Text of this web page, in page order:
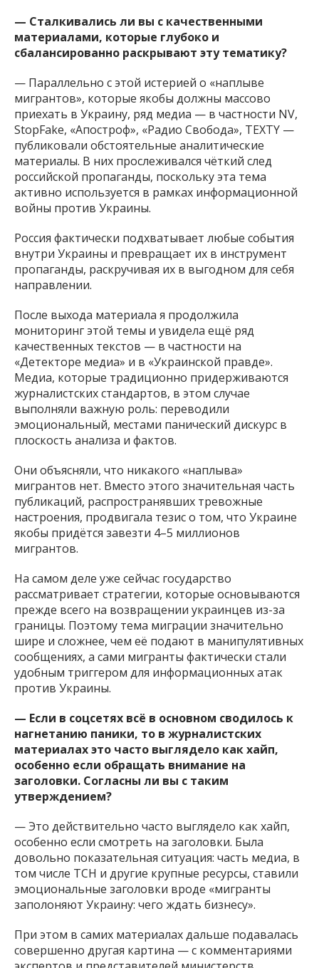
— Сталкивались ли вы с качественными
материалами, которые глубоко и
сбалансированно раскрывают эту тематику?
— Параллельно с этой истерией о «наплыве
мигрантов», которые якобы должны массово
приехать в Украину, ряд медиа — в частности NV,
StopFake, «Апостроф», «Радио Свобода», TEXTY —
публиковали обстоятельные аналитические
материалы. В них прослеживался чёткий след
российской пропаганды, поскольку эта тема
активно используется в рамках информационной
войны против Украины.
Россия фактически подхватывает любые события
внутри Украины и превращает их в инструмент
пропаганды, раскручивая их в выгодном для себя
направлении.
После выхода материала я продолжила
мониторинг этой темы и увидела ещё ряд
качественных текстов — в частности на
«Детекторе медиа» и в «Украинской правде».
Медиа, которые традиционно придерживаются
журналистских стандартов, в этом случае
выполняли важную роль: переводили
эмоциональный, местами панический дискурс в
плоскость анализа и фактов.
Они объясняли, что никакого «наплыва»
мигрантов нет. Вместо этого значительная часть
публикаций, распространявших тревожные
настроения, продвигала тезис о том, что Украине
якобы придётся завезти 4–5 миллионов
мигрантов.
На самом деле уже сейчас государство
рассматривает стратегии, которые основываются
прежде всего на возвращении украинцев из-за
границы. Поэтому тема миграции значительно
шире и сложнее, чем её подают в манипулятивных
сообщениях, а сами мигранты фактически стали
удобным триггером для информационных атак
против Украины.
— Если в соцсетях всё в основном сводилось к
нагнетанию паники, то в журналистских
материалах это часто выглядело как хайп,
особенно если обращать внимание на
заголовки. Согласны ли вы с таким
утверждением?
— Это действительно часто выглядело как хайп,
особенно если смотреть на заголовки. Была
довольно показательная ситуация: часть медиа, в
том числе ТСН и другие крупные ресурсы, ставили
эмоциональные заголовки вроде «мигранты
заполоняют Украину: чего ждать бизнесу».
При этом в самих материалах дальше подавалась
совершенно другая картина — с комментариями